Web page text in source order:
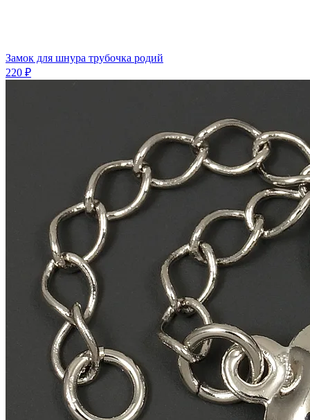
Замок для шнура трубочка родий
220 ₽